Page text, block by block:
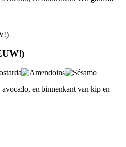
en binnenkant van kip en